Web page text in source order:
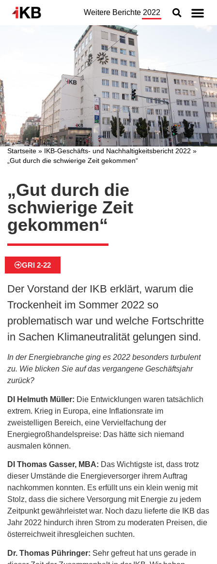
Weitere Berichte 2022
Geschäftsbereiche
Organisation
Jahresabschluss
Konzern
Startseite » IKB-Geschäfts- und Nachhaltigkeitsbericht 2022 »
„Gut durch die schwierige Zeit gekommen“
„Gut durch die
schwierige Zeit
gekommen“
GRI 2-22
Der Vorstand der IKB erklärt, warum die
Trockenheit im Sommer 2022 so
problematisch war und welche Fortschritte
in Sachen Klimaneutralität gelungen sind.
In der Energiebranche ging es 2022 besonders turbulent
zu. Wie blicken Sie auf das vergangene Geschäftsjahr
zurück?
DI Helmuth Müller: Die Entwicklungen waren tatsächlich
extrem. Krieg in Europa, eine Inflationsrate im
zweistelligen Bereich, eine Vervielfachung der
Energiegroßhandelspreise: Das hätte sich niemand
ausmalen können.
DI Thomas Gasser, MBA: Das Wichtigste ist, dass trotz
dieser Umstände die Energieversorger ihrem Auftrag
nachkommen konnten. Es erfüllt uns ein klein wenig mit
Stolz, dass die sichere Versorgung mit Energie zu jedem
Zeitpunkt gewährleistet war. Noch dazu lieferte die IKB das
Jahr 2022 hindurch ihren Strom zu moderaten Preisen, die
österreichweit ihresgleichen suchten.
Dr. Thomas Pühringer: Sehr gefreut hat uns gerade in